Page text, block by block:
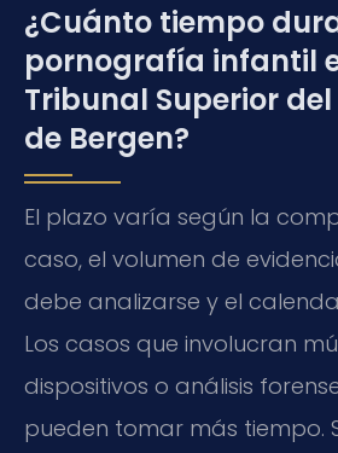
¿Cuánto tiempo
pornografía infantil
Tribunal Superior
de Bergen?
El plazo varía según la
caso, el volumen de
debe analizarse y el
Los casos que involucran
dispositivos o análisis
pueden tomar más tiempo.